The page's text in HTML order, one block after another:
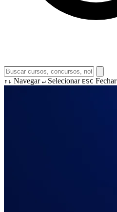
↑↓ Navegar ↵ Selecionar ESC Fechar